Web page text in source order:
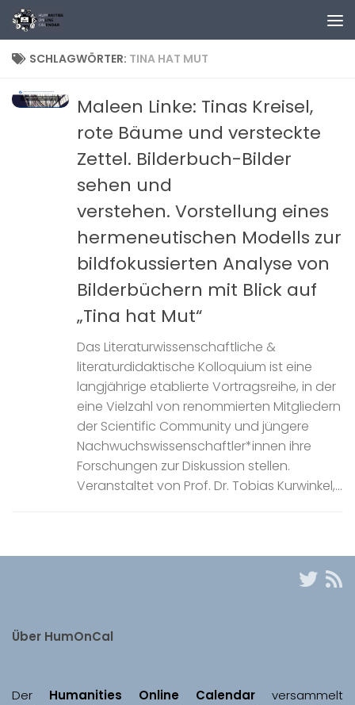
Zum Inhalt springen
SCHLAGWÖRTER: TINA HAT MUT
Maleen Linke: Tinas Kreisel,
rote Bäume und versteckte
Zettel. Bilderbuch-Bilder
sehen und
verstehen. Vorstellung eines
hermeneutischen Modells zur
bildfokussierten Analyse von
Bilderbüchern mit Blick auf
„Tina hat Mut“
Das Literaturwissenschaftliche &
literaturdidaktische Kolloquium ist eine
langjährige etablierte Vortragsreihe, in der
eine Vielzahl von renommierten Mitgliedern
der Scientific Community und jüngere
Nachwuchswissenschaftler*innen ihre
Forschungen zur Diskussion stellen.
Veranstaltet von Prof. Dr. Tobias Kurwinkel,...
Über HumOnCal
Der Humanities Online Calendar versammelt